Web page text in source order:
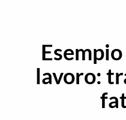
lavoro: